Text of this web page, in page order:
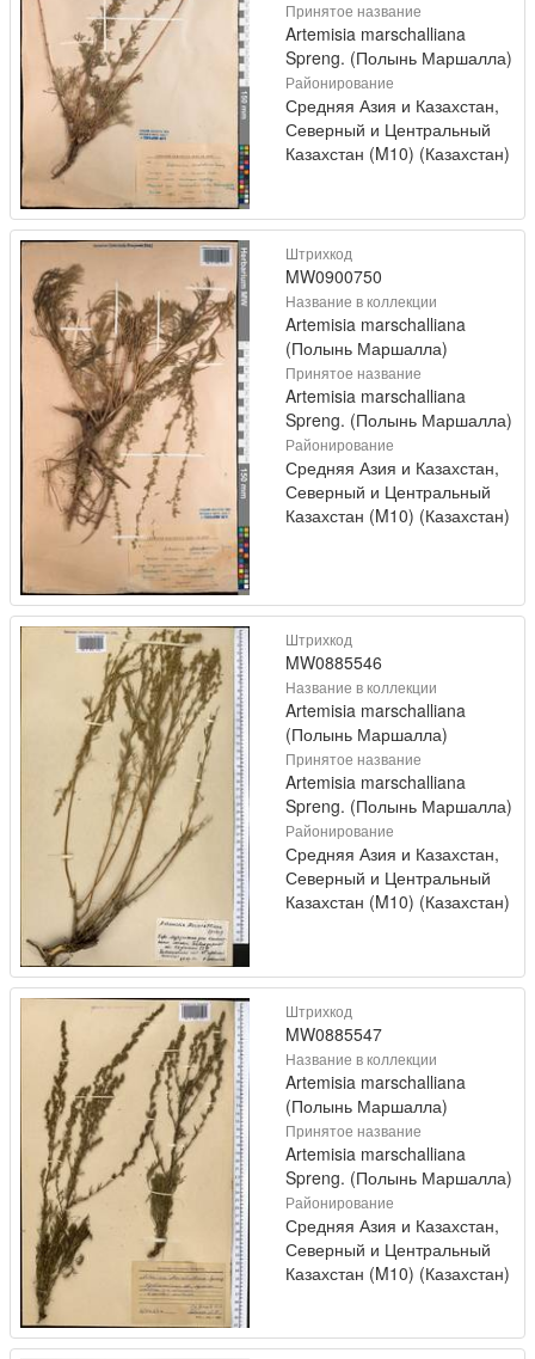
Принятое название
Artemisia marschalliana
Spreng. (Полынь Маршалла)
Районирование
Средняя Азия и Казахстан,
Северный и Центральный
Казахстан (M10) (Казахстан)
Штрихкод
MW0900750
Название в коллекции
Artemisia marschalliana
(Полынь Маршалла)
Принятое название
Artemisia marschalliana
Spreng. (Полынь Маршалла)
Районирование
Средняя Азия и Казахстан,
Северный и Центральный
Казахстан (M10) (Казахстан)
Штрихкод
MW0885546
Название в коллекции
Artemisia marschalliana
(Полынь Маршалла)
Принятое название
Artemisia marschalliana
Spreng. (Полынь Маршалла)
Районирование
Средняя Азия и Казахстан,
Северный и Центральный
Казахстан (M10) (Казахстан)
Штрихкод
MW0885547
Название в коллекции
Artemisia marschalliana
(Полынь Маршалла)
Принятое название
Artemisia marschalliana
Spreng. (Полынь Маршалла)
Районирование
Средняя Азия и Казахстан,
Северный и Центральный
Казахстан (M10) (Казахстан)